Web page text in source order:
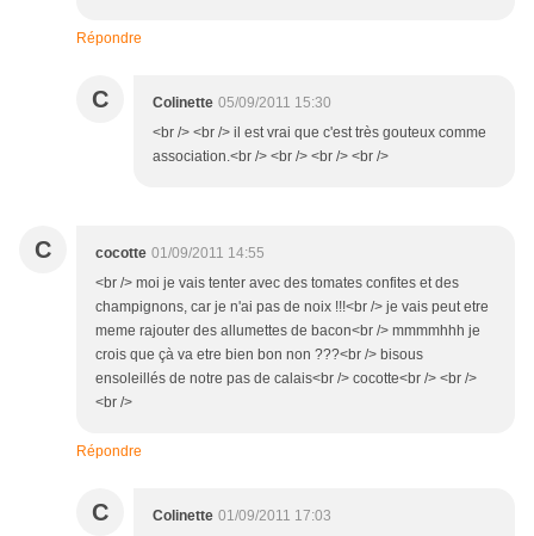
Répondre
C Colinette 05/09/2011 15:30
<br /> <br /> il est vrai que c'est très gouteux comme
association.<br /> <br /> <br /> <br />
C cocotte 01/09/2011 14:55
<br /> moi je vais tenter avec des tomates confites et des
champignons, car je n'ai pas de noix !!!<br /> je vais peut etre
meme rajouter des allumettes de bacon<br /> mmmmhhh je
crois que çà va etre bien bon non ???<br /> bisous
ensoleillés de notre pas de calais<br /> cocotte<br /> <br />
<br />
Répondre
C Colinette 01/09/2011 17:03